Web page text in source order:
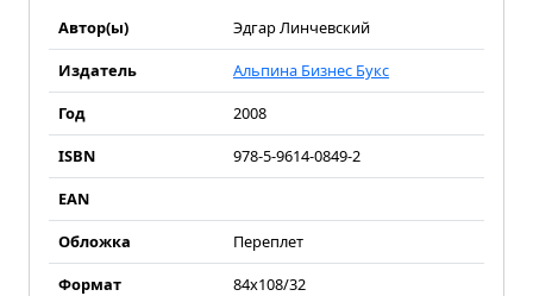
Автор(ы)
Эдгар Линчевский
Издатель
Альпина Бизнес Букс
Год
2008
ISBN
978-5-9614-0849-2
EAN
Обложка
Переплет
Формат
84x108/32